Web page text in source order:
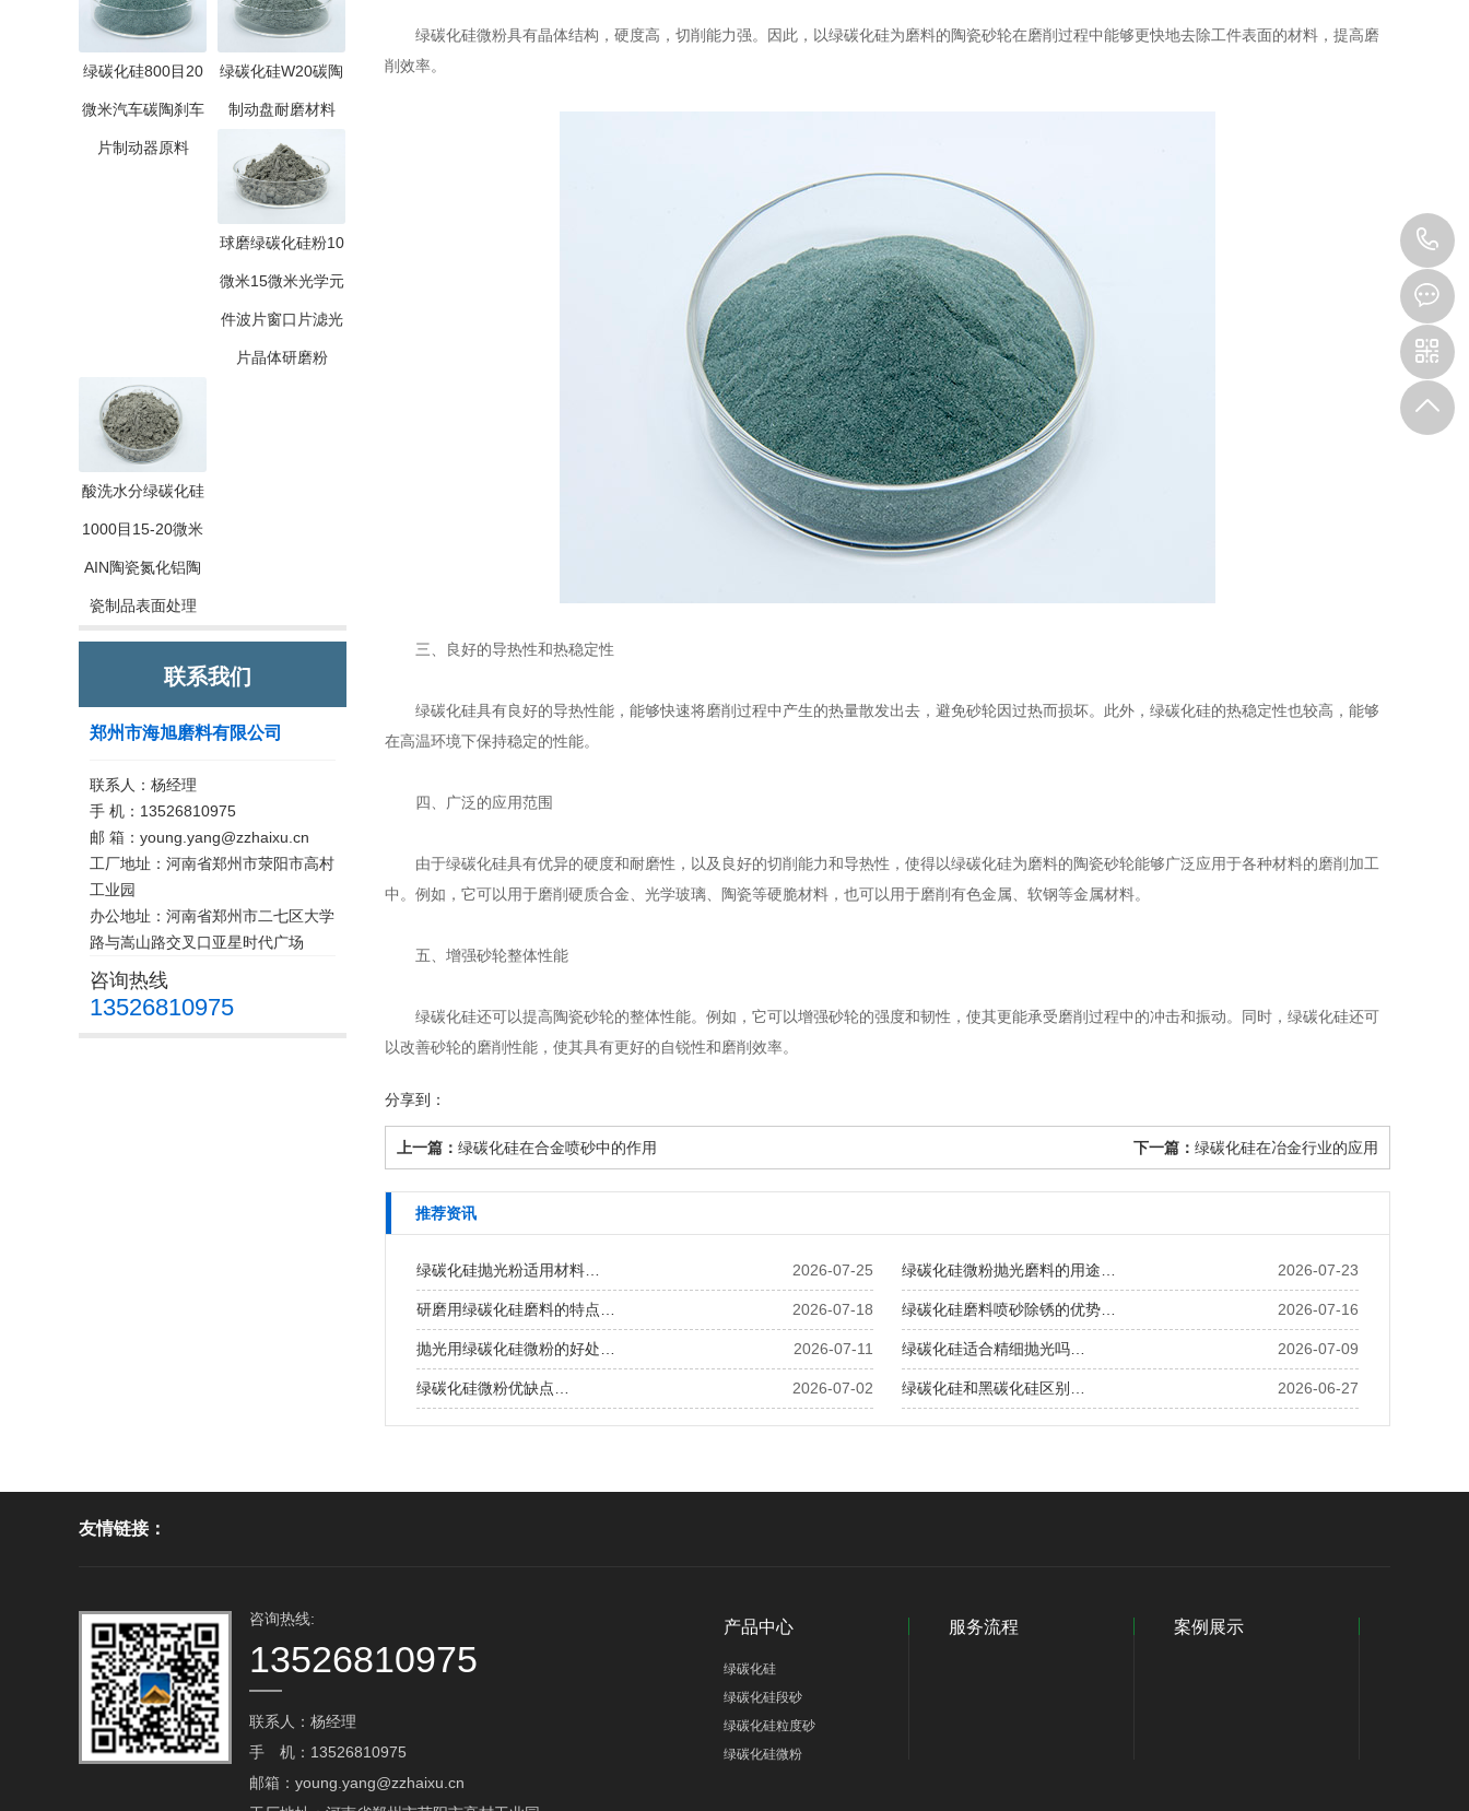
绿碳化硅800目20
微米汽车碳陶刹车
片制动器原料
绿碳化硅W20碳陶
制动盘耐磨材料
球磨绿碳化硅粉10
微米15微米光学元
件波片窗口片滤光
片晶体研磨粉
酸洗水分绿碳化硅
1000目15-20微米
AIN陶瓷氮化铝陶
瓷制品表面处理
联系我们
郑州市海旭磨料有限公司
联系人：杨经理
手 机：13526810975
邮 箱：young.yang@zzhaixu.cn
工厂地址：河南省郑州市荥阳市高村
工业园
办公地址：河南省郑州市二七区大学
路与嵩山路交叉口亚星时代广场
咨询热线
13526810975
绿碳化硅微粉具有晶体结构，硬度高，切削能力强。因此，以绿碳化硅为磨料的陶瓷砂轮在磨削过程中能够更快地去除工件表面的材料，提高磨
削效率。
三、良好的导热性和热稳定性
绿碳化硅具有良好的导热性能，能够快速将磨削过程中产生的热量散发出去，避免砂轮因过热而损坏。此外，绿碳化硅的热稳定性也较高，能够
在高温环境下保持稳定的性能。
四、广泛的应用范围
由于绿碳化硅具有优异的硬度和耐磨性，以及良好的切削能力和导热性，使得以绿碳化硅为磨料的陶瓷砂轮能够广泛应用于各种材料的磨削加工
中。例如，它可以用于磨削硬质合金、光学玻璃、陶瓷等硬脆材料，也可以用于磨削有色金属、软钢等金属材料。
五、增强砂轮整体性能
绿碳化硅还可以提高陶瓷砂轮的整体性能。例如，它可以增强砂轮的强度和韧性，使其更能承受磨削过程中的冲击和振动。同时，绿碳化硅还可
以改善砂轮的磨削性能，使其具有更好的自锐性和磨削效率。
分享到：
上一篇： 绿碳化硅在合金喷砂中的作用 下一篇： 绿碳化硅在冶金行业的应用
推荐资讯
2026-07-25
绿碳化硅抛光粉适用材料… 2026-07-23
绿碳化硅微粉抛光磨料的用途…
2026-07-18
研磨用绿碳化硅磨料的特点… 2026-07-16
绿碳化硅磨料喷砂除锈的优势…
2026-07-11
抛光用绿碳化硅微粉的好处… 2026-07-09
绿碳化硅适合精细抛光吗…
2026-07-02
绿碳化硅微粉优缺点… 2026-06-27
绿碳化硅和黑碳化硅区别…
友情链接：
咨询热线:
13526810975
联系人：杨经理
手 机：13526810975
邮箱：young.yang@zzhaixu.cn
产品中心
绿碳化硅
绿碳化硅段砂
绿碳化硅粒度砂
绿碳化硅微粉
服务流程 案例展示